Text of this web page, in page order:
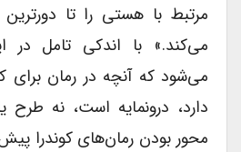
مرتبط با هستی را تا
می‌کند.» با اندکی تامل
می‌شود که آنچه در رمان برای
دارد، درونمایه است، نه طرح
محور بودن رمان‌های کوندرا پیش